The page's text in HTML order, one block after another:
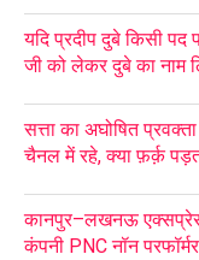
यदि प्रदीप दुबे किसी पद
जी को लेकर दुबे का नाम
सत्ता का अघोषित
चैनल में रहे, क्या फ़र्क़
कानपुर–लखनऊ
कंपनी PNC नॉन